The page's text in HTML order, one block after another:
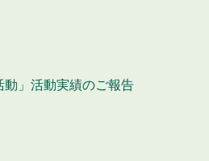
動」活動実績のご報告